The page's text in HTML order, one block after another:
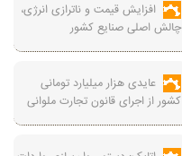
افزایش قیمت و ناترازی انرژی،
چالش اصلی صنایع کشور
عایدی هزار میلیارد تومانی
کشور از اجرای قانون تجارت ملوانی